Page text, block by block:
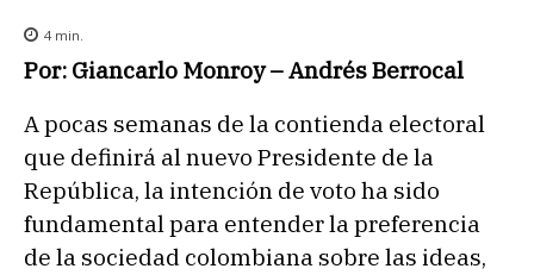
4 min.
Por: Giancarlo Monroy – Andrés Berrocal
A pocas semanas de la contienda electoral
que definirá al nuevo Presidente de la
República, la intención de voto ha sido
fundamental para entender la preferencia
de la sociedad colombiana sobre las ideas,